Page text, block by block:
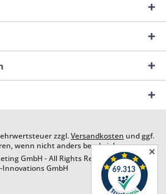
zzgl.Versandkosten und ggf.
wenn nicht anders beschrieben
GmbH - All Rights Reserved. Design by
Innovations GmbH
✕